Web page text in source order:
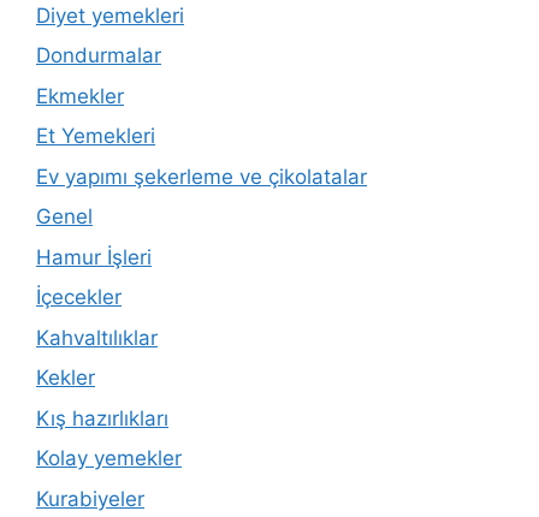
Diyet yemekleri
Dondurmalar
Ekmekler
Et Yemekleri
Ev yapımı şekerleme ve çikolatalar
Genel
Hamur İşleri
İçecekler
Kahvaltılıklar
Kekler
Kış hazırlıkları
Kolay yemekler
Kurabiyeler